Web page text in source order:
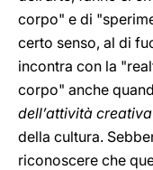
corpo" e di
certo senso, al di
incontra con la
corpo" anche
dell’attività creativa
della cultura.
riconoscere che